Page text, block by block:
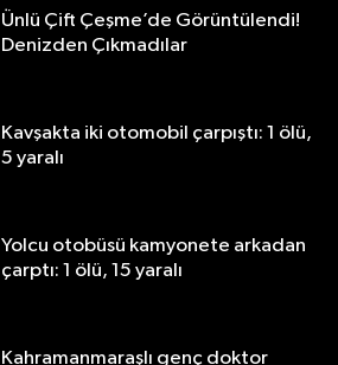
Ünlü Çift Çeşme’de Görüntülendi!
Denizden Çıkmadılar
Kavşakta iki otomobil çarpıştı: 1 ölü,
5 yaralı
Yolcu otobüsü kamyonete arkadan
çarptı: 1 ölü, 15 yaralı
Kahramanmaraşlı genç doktor